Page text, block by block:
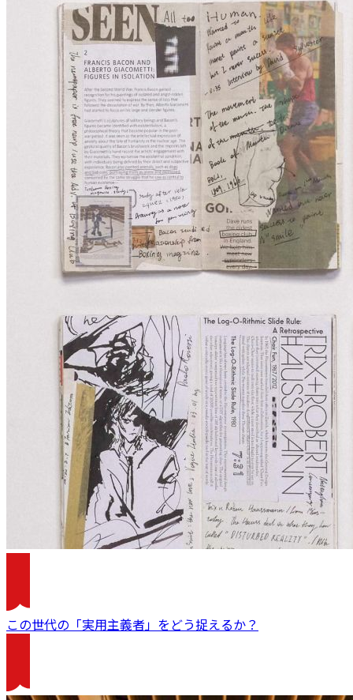
この世代の「実用主義者」をどう捉えるか？